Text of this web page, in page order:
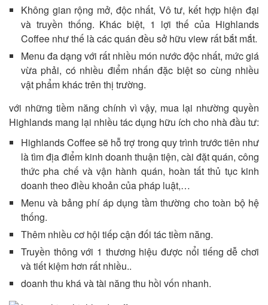
Không gian rộng mở, độc nhất, Vô tư, kết hợp hiện đại
và truyền thống. Khác biệt, 1 lợi thế của Highlands
Coffee như thế là các quán đều sở hữu view rất bắt mắt.
Menu đa dạng với rất nhiều món nước độc nhất, mức giá
vừa phải, có nhiều điểm nhấn đặc biệt so cùng nhiều
vật phẩm khác trên thị trường.
với những tiềm năng chính vì vậy, mua lại nhường quyền
Highlands mang lại nhiều tác dụng hữu ích cho nhà đầu tư:
Highlands Coffee sẽ hỗ trợ trong quy trình trước tiên như
là tìm địa điểm kinh doanh thuận tiện, cài đặt quán, công
thức pha chế và vận hành quán, hoàn tất thủ tục kinh
doanh theo điều khoản của pháp luật,…
Menu và bảng phí áp dụng tầm thường cho toàn bộ hệ
thống.
Thêm nhiều cơ hội tiếp cận đối tác tiềm năng.
Truyền thông với 1 thương hiệu được nổi tiếng dễ chơi
và tiết kiệm hơn rất nhiều..
doanh thu khá và tài năng thu hồi vốn nhanh.